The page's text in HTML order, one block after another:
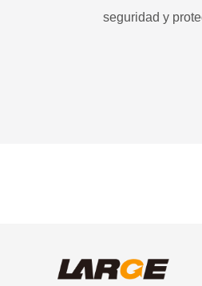
seguridad y